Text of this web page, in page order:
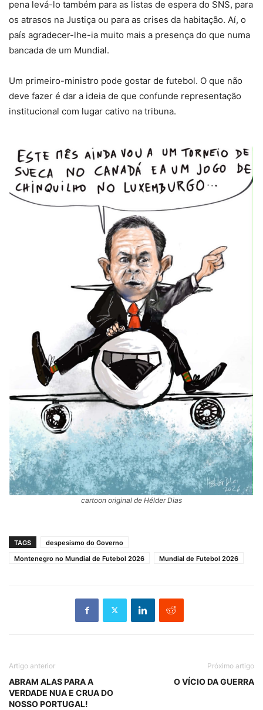
pena levá-lo também para as listas de espera do SNS, para
os atrasos na Justiça ou para as crises da habitação. Aí, o
país agradecer-lhe-ia muito mais a presença do que numa
bancada de um Mundial.
Um primeiro-ministro pode gostar de futebol. O que não
deve fazer é dar a ideia de que confunde representação
institucional com lugar cativo na tribuna.
cartoon original de Hélder Dias
TAGS
despesismo do Governo
Montenegro no Mundial de Futebol 2026
Mundial de Futebol 2026
Artigo anterior
ABRAM ALAS PARA A
VERDADE NUA E CRUA DO
NOSSO PORTUGAL!
Próximo artigo
O VÍCIO DA GUERRA